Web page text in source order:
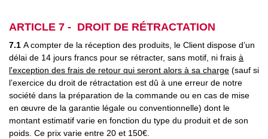
ARTICLE 7 - DROIT DE RÉTRACTATION
7.1 A compter de la réception des produits, le Client dispose d’un
délai de 14 jours francs pour se rétracter, sans motif, ni frais à
l'exception des frais de retour qui seront alors à sa charge (sauf si
l’exercice du droit de rétractation est dû à une erreur de notre
société dans la préparation de la commande ou en cas de mise
en œuvre de la garantie légale ou conventionnelle) dont le
montant estimatif varie en fonction du type du produit et de son
poids. Ce prix varie entre 20 et 150€.